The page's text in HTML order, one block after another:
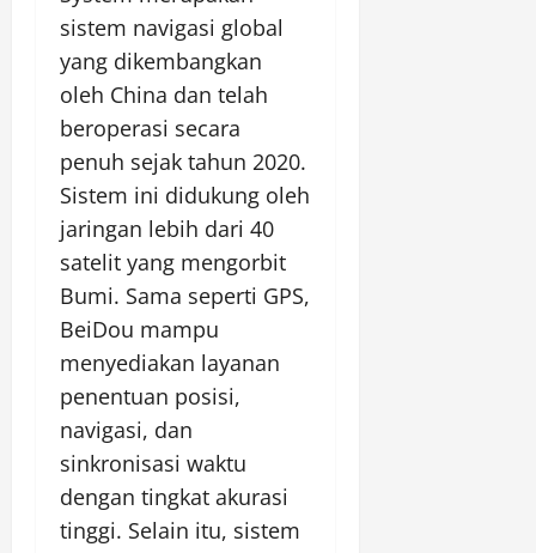
sistem navigasi global
yang dikembangkan
oleh China dan telah
beroperasi secara
penuh sejak tahun 2020.
Sistem ini didukung oleh
jaringan lebih dari 40
satelit yang mengorbit
Bumi. Sama seperti GPS,
BeiDou mampu
menyediakan layanan
penentuan posisi,
navigasi, dan
sinkronisasi waktu
dengan tingkat akurasi
tinggi. Selain itu, sistem